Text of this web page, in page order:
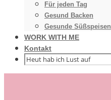
Für jeden Tag
Gesund Backen
Gesunde Süßspeisen
WORK WITH ME
Kontakt